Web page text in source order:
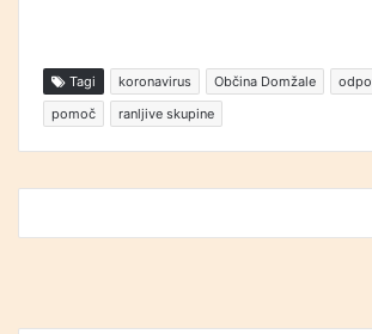
Tagi koronavirus Občina Domžale
pomoč
ranljive skupine